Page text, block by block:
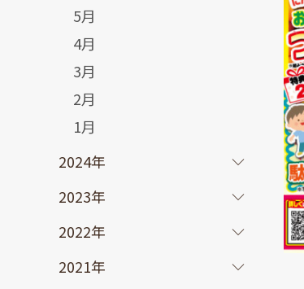
5月
4月
3月
2月
1月
2024年
2023年
2022年
2021年